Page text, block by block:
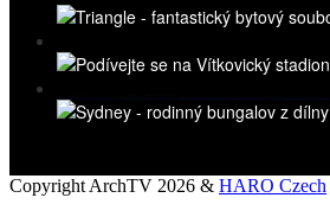
Copyright ArchTV 2026 & HARO Czech